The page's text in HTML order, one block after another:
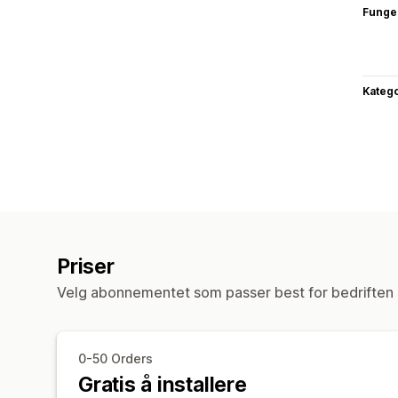
Priser
Velg abonnementet som passer best for bedriften
0-50 Orders
Gratis å installere